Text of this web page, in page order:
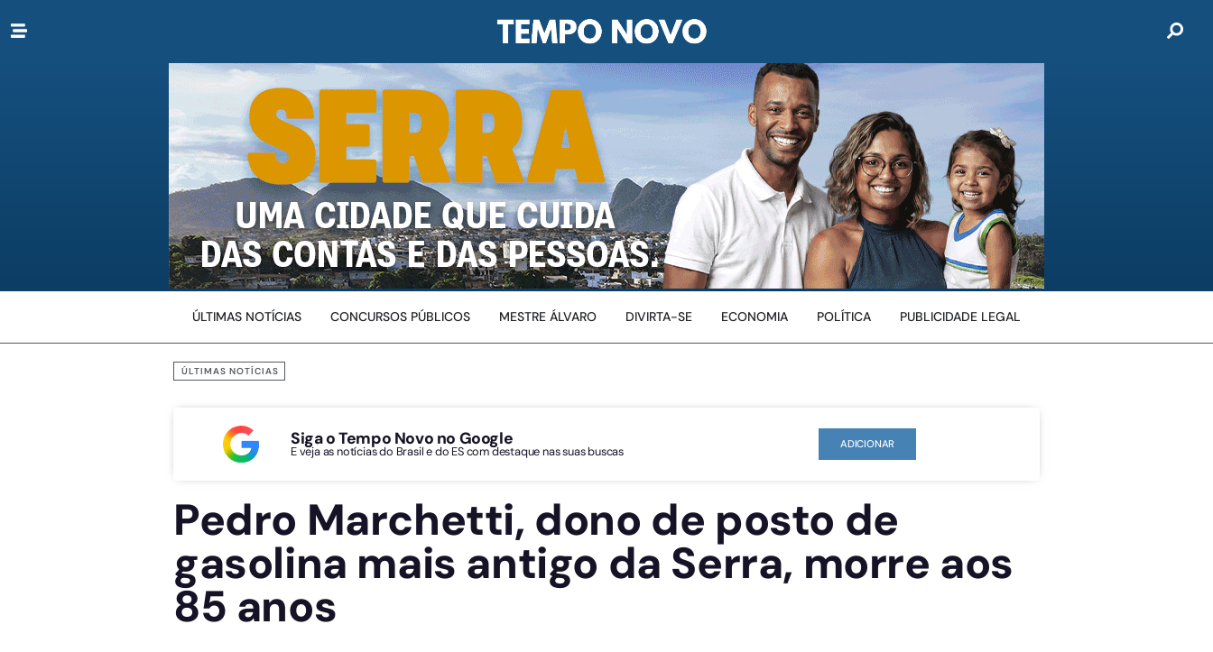
ÚLTIMAS NOTÍCIAS CONCURSOS PÚBLICOS MESTRE ÁLVARO DIVIRTA-SE ECONOMIA POLÍTICA PUBLICIDADE LEGAL
ÚLTIMAS NOTÍCIAS
Siga o Tempo Novo no Google
E veja as notícias do Brasil e do ES com destaque nas suas buscas ADICIONAR
Pedro Marchetti, dono de posto de
gasolina mais antigo da Serra, morre aos
85 anos